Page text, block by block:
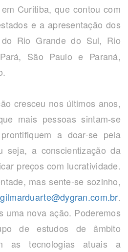
Curitiba, que contou com
e a apresentação dos
Rio Grande do Sul, Rio
São Paulo e Paraná,
nos últimos anos,
mais pessoas sintam-se
a doar-se pela
seja, a conscientização da
preços com lucratividade.
mas sente-se sozinho,
gilmarduarte@dygran.com.br.
uma nova ação. Poderemos
de estudos de âmbito
as tecnologias atuais a